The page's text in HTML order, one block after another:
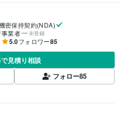
密保持契約(NDA)
業者
未登録
5.0フォロワー85
見積り相談
フォロー85